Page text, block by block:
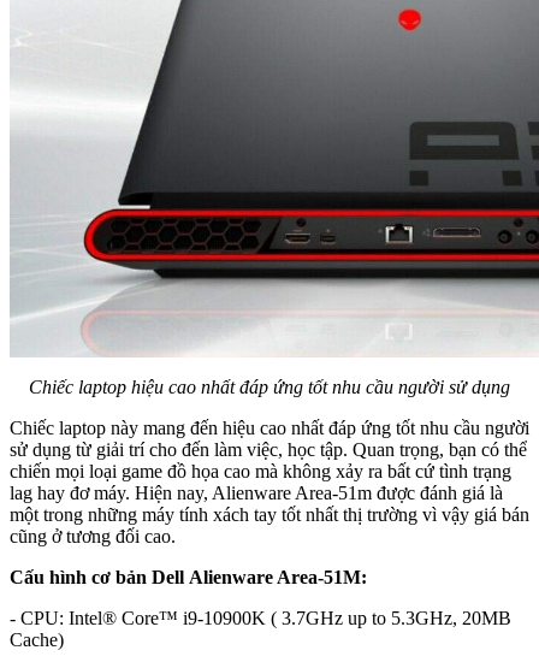
Chiếc laptop hiệu cao nhất đáp ứng tốt nhu cầu người sử dụng
Chiếc laptop này mang đến hiệu cao nhất đáp ứng tốt nhu cầu người
sử dụng từ giải trí cho đến làm việc, học tập. Quan trọng, bạn có thể
chiến mọi loại game đồ họa cao mà không xảy ra bất cứ tình trạng
lag hay đơ máy. Hiện nay, Alienware Area-51m được đánh giá là
một trong những máy tính xách tay tốt nhất thị trường vì vậy giá bán
cũng ở tương đối cao.
Cấu hình cơ bản Dell Alienware Area-51M:
- CPU: Intel® Core™ i9-10900K ( 3.7GHz up to 5.3GHz, 20MB
Cache)